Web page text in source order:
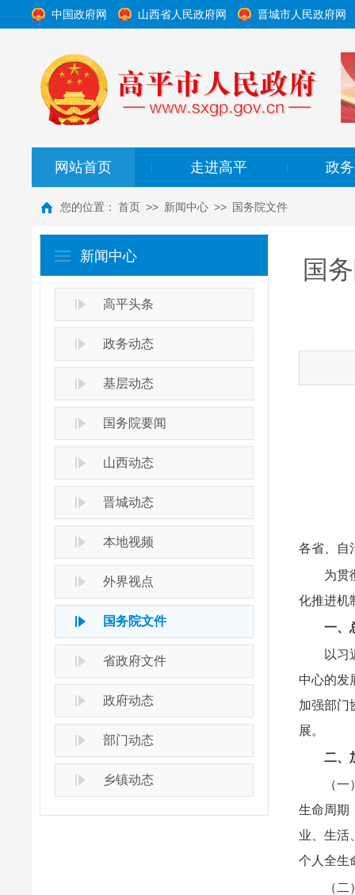
中国政府网 山西省人民政府网 晋城市人民政府网
网站首页 走进高平 政
您的位置： 首页 >> 新闻中心 >> 国务院文件
新闻中心
高平头条
政务动态
基层动态
国务院要闻
山西动态
晋城动态
本地视频
外界视点
国务院文件
省政府文件
政府动态
部门动态
乡镇动态
国
各省、自
为贯
化推进机
一、
以习
中心的发
加强部门
展。
二、
（
生命周期
业、生活
个人全生
（